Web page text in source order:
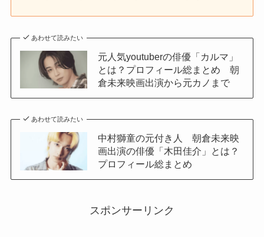
あわせて読みたい
元人気youtuberの俳優「カルマ」
とは？プロフィール総まとめ 朝
倉未来映画出演から元カノまで
あわせて読みたい
中村獅童の元付き人 朝倉未来映
画出演の俳優「木田佳介」とは？
プロフィール総まとめ
スポンサーリンク